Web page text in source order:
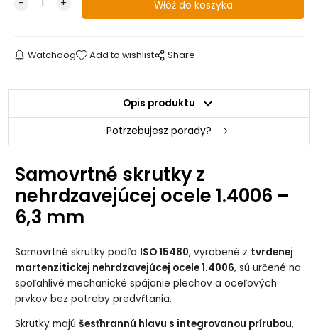
Watchdog Add to wishlist Share
Opis produktu
Potrzebujesz porady?
Samovrtné skrutky z
nehrdzavejúcej ocele 1.4006 –
6,3 mm
Samovrtné skrutky podľa ISO 15480, vyrobené z tvrdenej
martenzitickej nehrdzavejúcej ocele 1.4006, sú určené na
spoľahlivé mechanické spájanie plechov a oceľových
prvkov bez potreby predvŕtania.
Skrutky majúšesťhrannú hlavu s integrovanou prírubou,